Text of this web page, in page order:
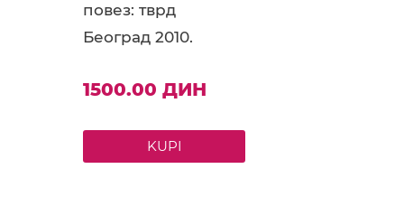
повез: тврд
Београд 2010.
1500.00 ДИН
KUPI